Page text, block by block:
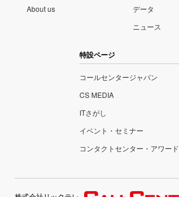
About us
データ
ニュース
特設ページ
コールセンタージャパン
CS MEDIA
ITさがし
イベント・セミナー
コンタクトセンター・アワード